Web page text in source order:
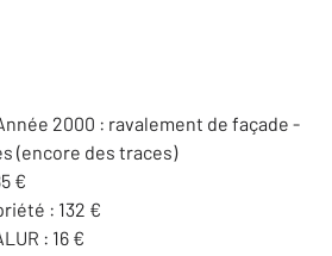
2000 : ravalement de façade -
(encore des traces)
€
: 132 €
: 16 €